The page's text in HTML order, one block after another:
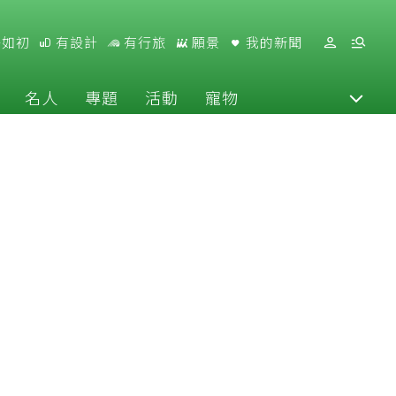
初 有設計 有行旅 願景 我的新聞
名人 專題 活動 寵物